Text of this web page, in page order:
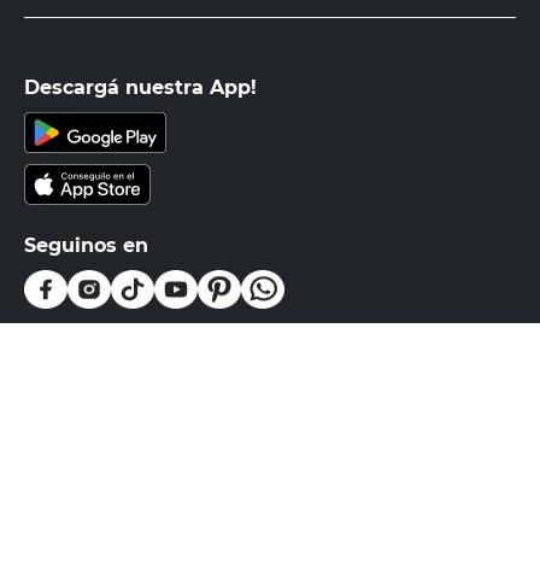
Descargá nuestra App!
Seguinos en